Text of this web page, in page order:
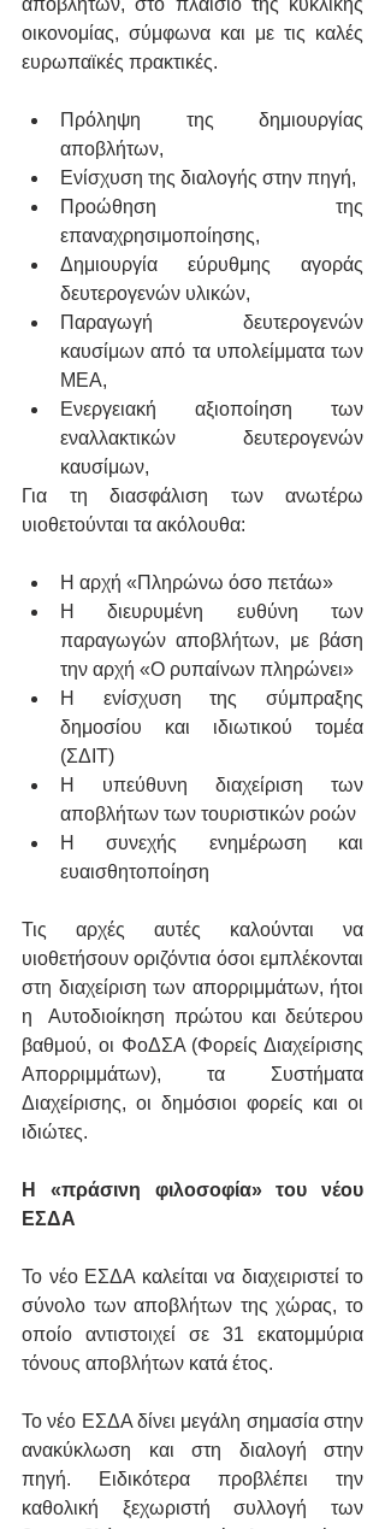
αποβλήτων, στο πλαίσιο της κυκλικής
οικονομίας, σύμφωνα και με τις καλές
ευρωπαϊκές πρακτικές.
Πρόληψη της δημιουργίας
αποβλήτων,
Ενίσχυση της διαλογής στην πηγή,
Προώθηση της
επαναχρησιμοποίησης,
Δημιουργία εύρυθμης αγοράς
δευτερογενών υλικών,
Παραγωγή δευτερογενών
καυσίμων από τα υπολείμματα των
ΜΕΑ,
Ενεργειακή αξιοποίηση των
εναλλακτικών δευτερογενών
καυσίμων,
Για τη διασφάλιση των ανωτέρω
υιοθετούνται τα ακόλουθα:
Η αρχή «Πληρώνω όσο πετάω»
Η διευρυμένη ευθύνη των
παραγωγών αποβλήτων, με βάση
την αρχή «Ο ρυπαίνων πληρώνει»
Η ενίσχυση της σύμπραξης
δημοσίου και ιδιωτικού τομέα
(ΣΔΙΤ)
Η υπεύθυνη διαχείριση των
αποβλήτων των τουριστικών ροών
Η συνεχής ενημέρωση και
ευαισθητοποίηση
Τις αρχές αυτές καλούνται να
υιοθετήσουν οριζόντια όσοι εμπλέκονται
στη διαχείριση των απορριμμάτων, ήτοι
η  Αυτοδιοίκηση πρώτου και δεύτερου
βαθμού, οι ΦοΔΣΑ (Φορείς Διαχείρισης
Απορριμμάτων), τα Συστήματα
Διαχείρισης, οι δημόσιοι φορείς και οι
ιδιώτες.
Η «πράσινη φιλοσοφία» του νέου
ΕΣΔΑ
Το νέο ΕΣΔΑ καλείται να διαχειριστεί το
σύνολο των αποβλήτων της χώρας, το
οποίο αντιστοιχεί σε 31 εκατομμύρια
τόνους αποβλήτων κατά έτος.
Το νέο ΕΣΔΑ δίνει μεγάλη σημασία στην
ανακύκλωση και στη διαλογή στην
πηγή. Ειδικότερα προβλέπει την
καθολική ξεχωριστή συλλογή των